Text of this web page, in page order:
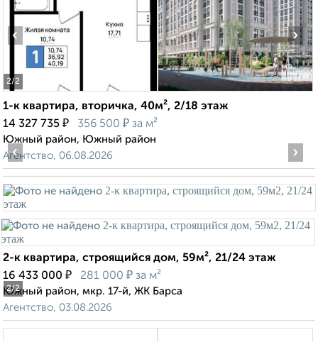
2/2
‹ ›
1-к квартира, вторичка, 40м², 2/18 этаж
14 327 735 ₽ 356 500 ₽ за м²
Южный район, Южный район
Агентство, 06.08.2026
2/2
‹ ›
2-к квартира, строящийся дом, 59м², 21/24 этаж
16 433 000 ₽ 281 000 ₽ за м²
Южный район, мкр. 17-й, ЖК Барса
Агентство, 03.08.2026